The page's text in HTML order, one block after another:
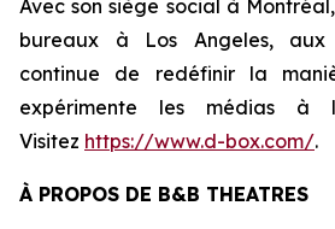
Avec son siège social à
bureaux à Los Angeles, aux
continue de redéfinir la
expérimente les médias à
Visitez https://www.d-box.com/.
À PROPOS DE B&B THEATRES